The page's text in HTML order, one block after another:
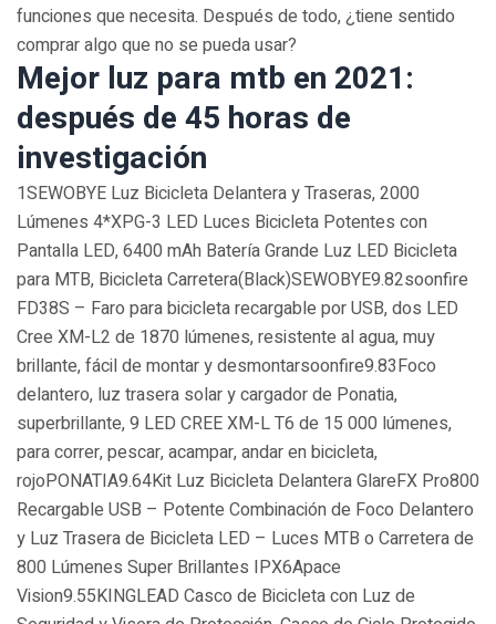
funciones que necesita. Después de todo, ¿tiene sentido
comprar algo que no se pueda usar?
Mejor luz para mtb en 2021:
después de 45 horas de
investigación
1SEWOBYE Luz Bicicleta Delantera y Traseras, 2000
Lúmenes 4*XPG-3 LED Luces Bicicleta Potentes con
Pantalla LED, 6400 mAh Batería Grande Luz LED Bicicleta
para MTB, Bicicleta Carretera(Black)SEWOBYE9.82soonfire
FD38S – Faro para bicicleta recargable por USB, dos LED
Cree XM-L2 de 1870 lúmenes, resistente al agua, muy
brillante, fácil de montar y desmontarsoonfire9.83Foco
delantero, luz trasera solar y cargador de Ponatia,
superbrillante, 9 LED CREE XM-L T6 de 15 000 lúmenes,
para correr, pescar, acampar, andar en bicicleta,
rojoPONATIA9.64Kit Luz Bicicleta Delantera GlareFX Pro800
Recargable USB – Potente Combinación de Foco Delantero
y Luz Trasera de Bicicleta LED – Luces MTB o Carretera de
800 Lúmenes Super Brillantes IPX6Apace
Vision9.55KINGLEAD Casco de Bicicleta con Luz de